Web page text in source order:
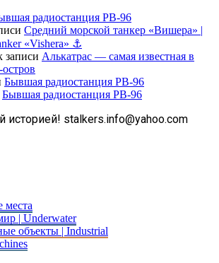
радиостанция РВ-96
Средний морской танкер «Вишера» |
«Vishera» ⚓
записи Алькатрас — самая известная в
Бывшая радиостанция РВ-96
Бывшая радиостанция РВ-96
историей! stalkers.info@yahoo.com
места
| Underwater
объекты | Industrial